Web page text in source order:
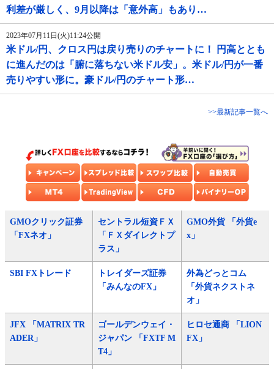
利差が厳しく、9月以降は「意外高」もあり…
2023年07月11日(火)11:24公開
米ドル/円、クロス円は戻り売りのチャートに！ 円高ととも
に進んだのは「腑に落ちない米ドル安」。米ドル/円が一番
売りやすい形に。豪ドル/円のチャート形…
>>最新記事一覧へ
GMOクリック証券
「FXネオ」
セントラル短資ＦＸ
「ＦＸダイレクトプ
ラス」
GMO外貨 「外貨e
x」
SBI FXトレード
トレイダーズ証券
「みんなのFX」
外為どっとコム
「外貨ネクストネ
オ」
JFX 「MATRIX TR
ADER」
ゴールデンウェイ・
ジャパン 「FXTF M
T4」
ヒロセ通商 「LION
FX」